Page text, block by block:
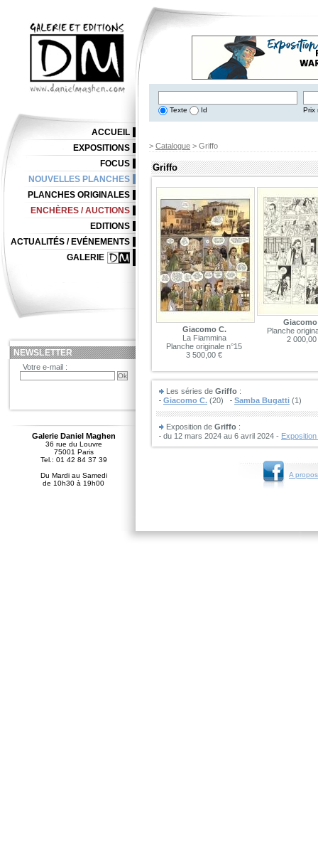
Texte Id Prix
> Catalogue > Griffo
Griffo
Giacomo C.
La Fiammina
Planche originale n°15
3 500,00 €
Giacomo
Planche
2 000,00
Les séries de Griffo :
Giacomo C. (20) Samba Bugatti (1)
Exposition de Griffo :
du 12 mars 2024 au 6 avril 2024 -
A
ACCUEIL
EXPOSITIONS
FOCUS
NOUVELLES PLANCHES
PLANCHES ORIGINALES
ENCHÈRES / AUCTIONS
EDITIONS
ACTUALITÉS / EVÉNEMENTS
GALERIE
NEWSLETTER
Votre e-mail :
Galerie Daniel Maghen
36 rue du Louvre
75001 Paris
Tel.: 01 42 84 37 39
Du Mardi au Samedi
de 10h30 à 19h00